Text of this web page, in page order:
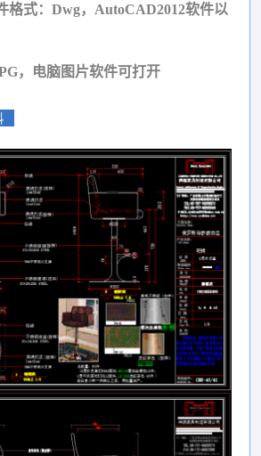
格式：Dwg， AutoCAD2012软件以
，电脑图片软件可打开